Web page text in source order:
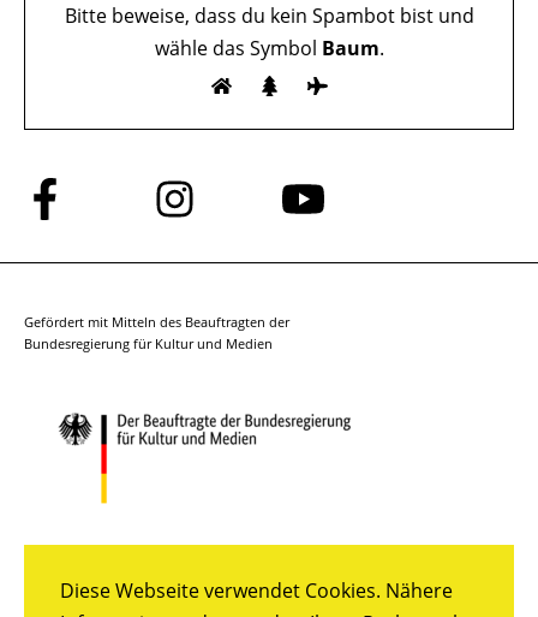
Diese Webseite verwendet Cookies. Nähere
Bitte beweise, dass du kein Spambot bist und
wähle das Symbol Baum.
Folge
uns
auf
Folge
uns
auf
Folge
auf
Gefördert mit Mitteln des Beauftragten der
Bundesregierung für Kultur und Medien